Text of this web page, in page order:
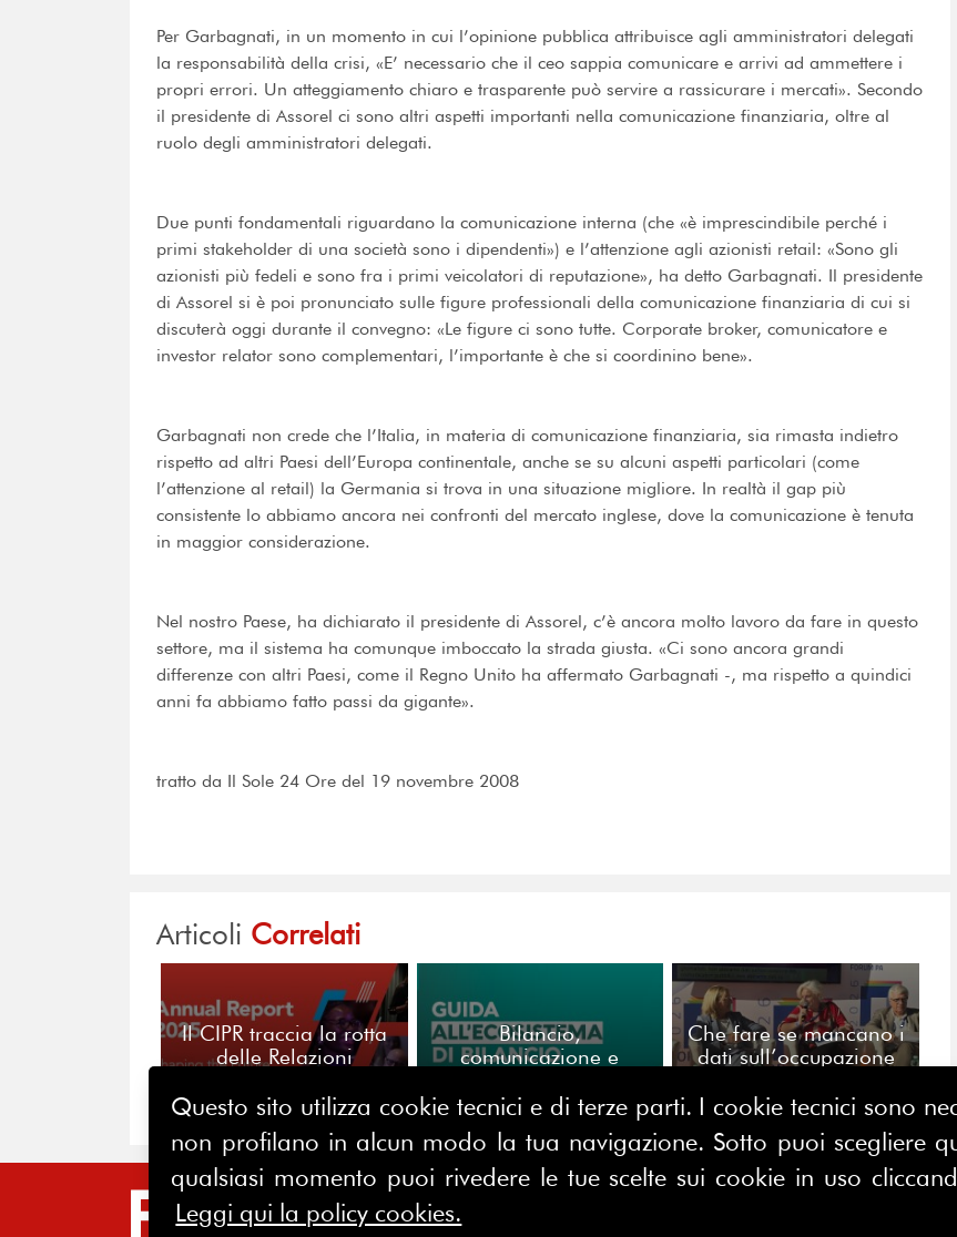
Per Garbagnati, in un momento in cui l’opinione pubblica attribuisce agli amministratori delegati
la responsabilità della crisi, «E’ necessario che il ceo sappia comunicare e arrivi ad ammettere i
propri errori. Un atteggiamento chiaro e trasparente può servire a rassicurare i mercati». Secondo
il presidente di Assorel ci sono altri aspetti importanti nella comunicazione finanziaria, oltre al
ruolo degli amministratori delegati.
Due punti fondamentali riguardano la comunicazione interna (che «è imprescindibile perché i
primi stakeholder di una società sono i dipendenti») e l’attenzione agli azionisti retail: «Sono gli
azionisti più fedeli e sono fra i primi veicolatori di reputazione», ha detto Garbagnati. Il presidente
di Assorel si è poi pronunciato sulle figure professionali della comunicazione finanziaria di cui si
discuterà oggi durante il convegno: «Le figure ci sono tutte. Corporate broker, comunicatore e
investor relator sono complementari, l’importante è che si coordinino bene».
Garbagnati non crede che l’Italia, in materia di comunicazione finanziaria, sia rimasta indietro
rispetto ad altri Paesi dell’Europa continentale, anche se su alcuni aspetti particolari (come
l’attenzione al retail) la Germania si trova in una situazione migliore. In realtà il gap più
consistente lo abbiamo ancora nei confronti del mercato inglese, dove la comunicazione è tenuta
in maggior considerazione.
Nel nostro Paese, ha dichiarato il presidente di Assorel, c’è ancora molto lavoro da fare in questo
settore, ma il sistema ha comunque imboccato la strada giusta. «Ci sono ancora grandi
differenze con altri Paesi, come il Regno Unito ha affermato Garbagnati -, ma rispetto a quindici
anni fa abbiamo fatto passi da gigante».
tratto da Il Sole 24 Ore del 19 novembre 2008
Articoli Correlati
Il CIPR traccia la rotta
delle Relazioni
Bilancio,
comunicazione e
per ripensare il
racconto delle
organizzazioni
Che fare se mancano i
dati sull’occupazione
comunicazione e
informazione delle PA?
Questo sito utilizza cookie tecnici e di terze parti. I cookie tecnici sono
non profilano in alcun modo la tua navigazione. Sotto puoi scegliere
qualsiasi momento puoi rivedere le tue scelte sui cookie in uso
Leggi qui la policy cookies.